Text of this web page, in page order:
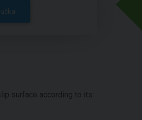
surface according to its